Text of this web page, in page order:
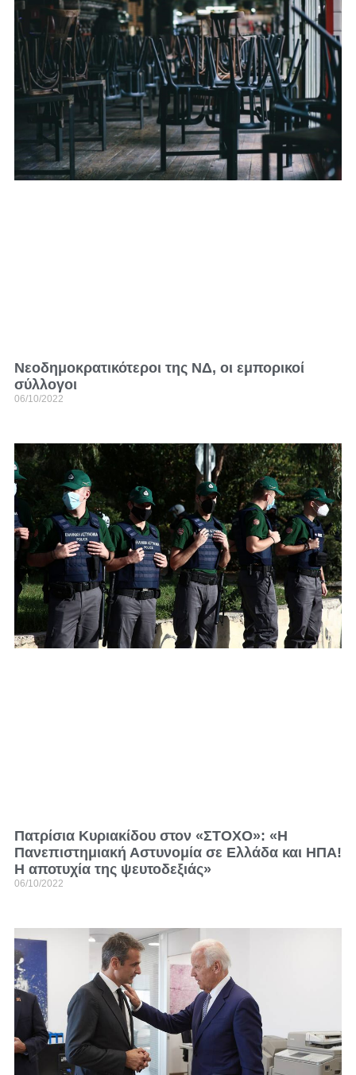
Νεοδημοκρατικότεροι της ΝΔ, οι εμπορικοί
σύλλογοι
06/10/2022
Πατρίσια Κυριακίδου στον «ΣΤΟΧΟ»: «Η
Πανεπιστημιακή Αστυνομία σε Ελλάδα και ΗΠΑ!
Η αποτυχία της ψευτοδεξιάς»
06/10/2022